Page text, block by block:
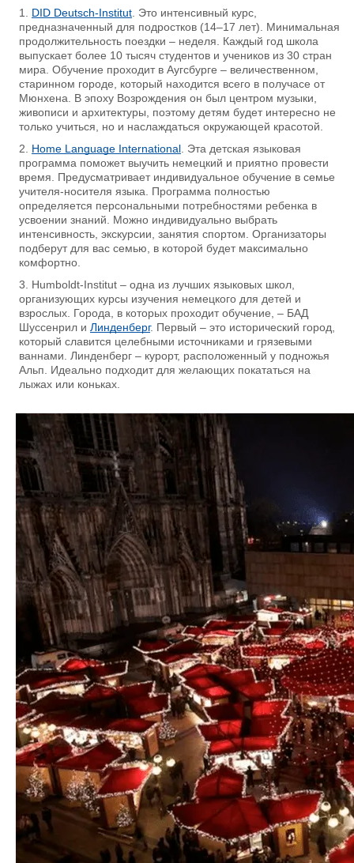
DID Deutsch-Institut. Это интенсивный курс,
предназначенный для подростков (14–17 лет). Минимальная
продолжительность поездки – неделя. Каждый год школа
выпускает более 10 тысяч студентов и учеников из 30 стран
мира. Обучение проходит в Аугсбурге – величественном,
старинном городе, который находится всего в получасе от
Мюнхена. В эпоху Возрождения он был центром музыки,
живописи и архитектуры, поэтому детям будет интересно не
только учиться, но и наслаждаться окружающей красотой.
Home Language International. Эта детская языковая
программа поможет выучить немецкий и приятно провести
время. Предусматривает индивидуальное обучение в семье
учителя-носителя языка. Программа полностью
определяется персональными потребностями ребенка в
усвоении знаний. Можно индивидуально выбрать
интенсивность, экскурсии, занятия спортом. Организаторы
подберут для вас семью, в которой будет максимально
комфортно.
Humboldt-Institut – одна из лучших языковых школ,
организующих курсы изучения немецкого для детей и
взрослых. Города, в которых проходит обучение, – БАД
Шуссенрил и Линденберг. Первый – это исторический город,
который славится целебными источниками и грязевыми
ваннами. Линденберг – курорт, расположенный у подножья
Альп. Идеально подходит для желающих покататься на
лыжах или коньках.